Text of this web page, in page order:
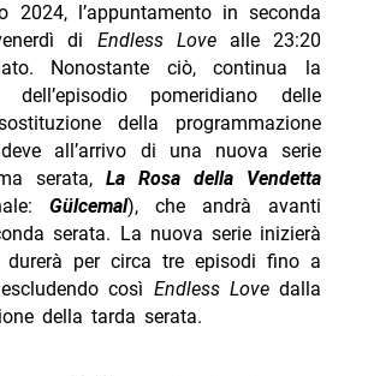
2024, l’appuntamento in seconda
di Endless Lovealle 23:20
Nonostante ciò, continua la
dell’episodio pomeridiano delle
della programmazione
all’arrivo di una nuova serie
serata,La Rosa della Vendetta
Gülcemal), che andrà avanti
serata. La nuova serie inizierà
per circa tre episodi fino a
così Endless Lovedalla
della tarda serata.